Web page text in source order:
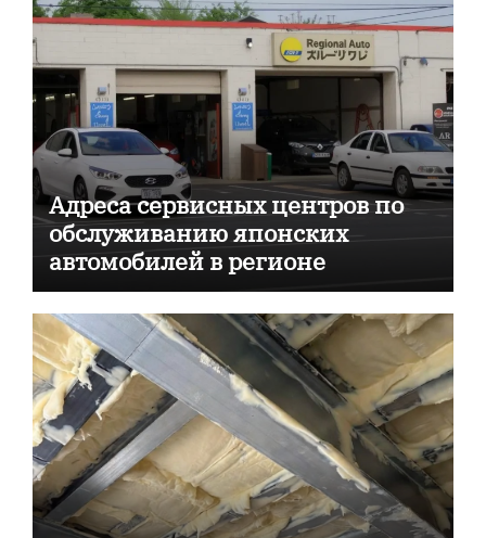
Адреса сервисных центров по
обслуживанию японских
автомобилей в регионе